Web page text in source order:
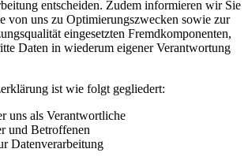
entscheiden. Zudem informieren wir Sie
von uns zu Optimierungszwecken sowie zur
eingesetzten Fremdkomponenten,
Daten in wiederum eigener Verantwortung
ist wie folgt gegliedert:
uns als Verantwortliche
und Betroffenen
Datenverarbeitung